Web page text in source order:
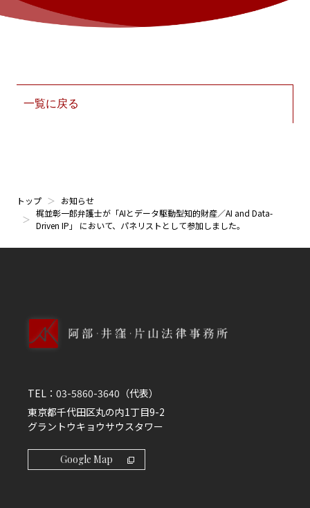
一覧に戻る
トップ
お知らせ
梶並彰一郎弁護士が「AIとデータ駆動型知的財産／AI and Data-
Driven IP」 において、パネリストとして参加しました。
TEL： 03-5860-3640 （代表）
東京都千代田区丸の内1丁目9-2
グラントウキョウサウスタワー
Google Map